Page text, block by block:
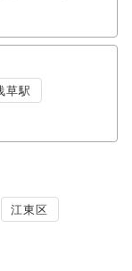
草駅
江東区